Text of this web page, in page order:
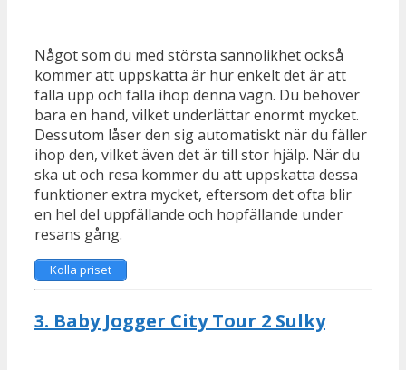
Något som du med största sannolikhet också
kommer att uppskatta är hur enkelt det är att
fälla upp och fälla ihop denna vagn. Du behöver
bara en hand, vilket underlättar enormt mycket.
Dessutom låser den sig automatiskt när du fäller
ihop den, vilket även det är till stor hjälp. När du
ska ut och resa kommer du att uppskatta dessa
funktioner extra mycket, eftersom det ofta blir
en hel del uppfällande och hopfällande under
resans gång.
Kolla priset
3. Baby Jogger City Tour 2 Sulky